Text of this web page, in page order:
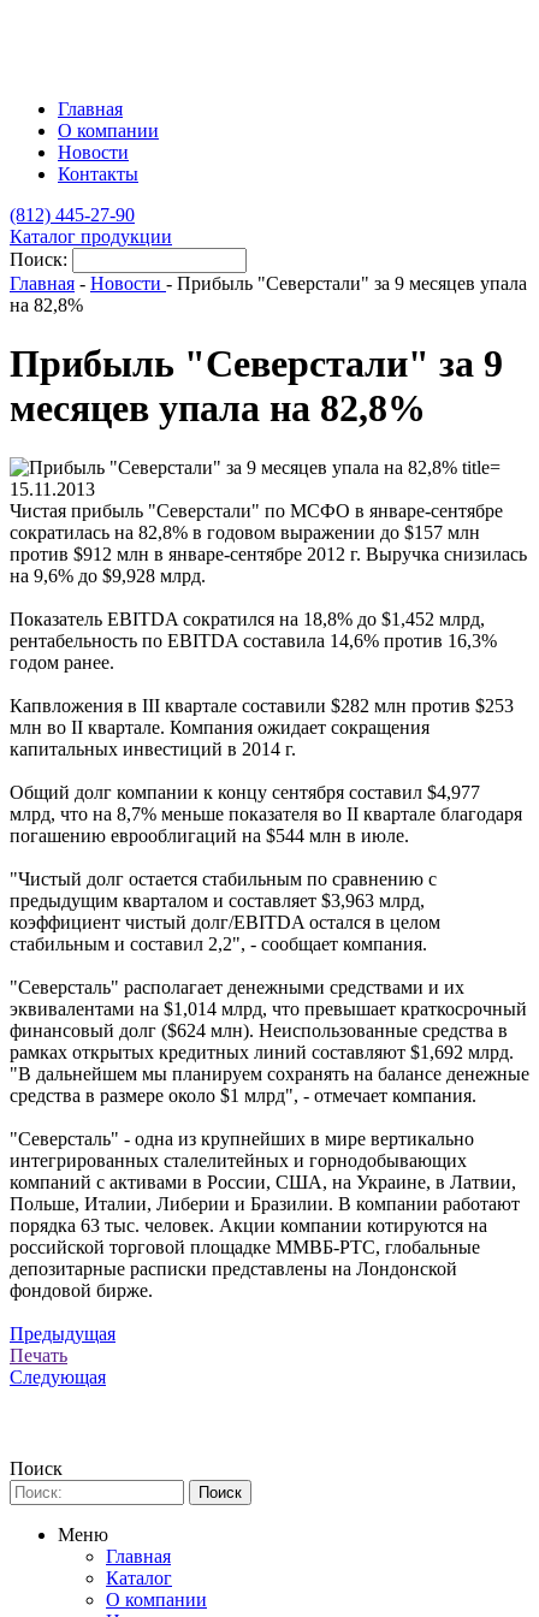
Главная
О компании
Новости
Контакты
(812) 445-27-90
Каталог продукции
Поиск:
Главная - Новости - Прибыль "Северстали" за 9 месяцев упала
на 82,8%
Прибыль "Северстали" за 9
месяцев упала на 82,8%
15.11.2013
Чистая прибыль "Северстали" по МСФО в январе-сентябре
сократилась на 82,8% в годовом выражении до $157 млн
против $912 млн в январе-сентябре 2012 г. Выручка снизилась
на 9,6% до $9,928 млрд.
Показатель EBITDA сократился на 18,8% до $1,452 млрд,
рентабельность по EBITDA составила 14,6% против 16,3%
годом ранее.
Капвложения в III квартале составили $282 млн против $253
млн во II квартале. Компания ожидает сокращения
капитальных инвестиций в 2014 г.
Общий долг компании к концу сентября составил $4,977
млрд, что на 8,7% меньше показателя во II квартале благодаря
погашению еврооблигаций на $544 млн в июле.
"Чистый долг остается стабильным по сравнению с
предыдущим кварталом и составляет $3,963 млрд,
коэффициент чистый долг/EBITDA остался в целом
стабильным и составил 2,2", - сообщает компания.
"Северсталь" располагает денежными средствами и их
эквивалентами на $1,014 млрд, что превышает краткосрочный
финансовый долг ($624 млн). Неиспользованные средства в
рамках открытых кредитных линий составляют $1,692 млрд.
"В дальнейшем мы планируем сохранять на балансе денежные
средства в размере около $1 млрд", - отмечает компания.
"Северсталь" - одна из крупнейших в мире вертикально
интегрированных сталелитейных и горнодобывающих
компаний c активами в России, США, на Украине, в Латвии,
Польше, Италии, Либерии и Бразилии. В компании работают
порядка 63 тыс. человек. Акции компании котируются на
российской торговой площадке ММВБ-РТС, глобальные
депозитарные расписки представлены на Лондонской
фондовой бирже.
Предыдущая
Печать
Следующая
Поиск
Меню
Главная
Каталог
О компании